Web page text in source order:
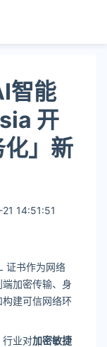
智能
开
」新
14:51:51
证书作为网络
加密传输、身
建可信网络环
行业对加密敏捷